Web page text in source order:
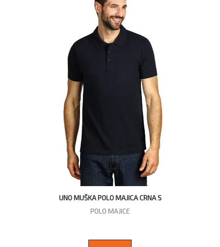
UNO MUŠKA POLO MAJICA CRNA S
POLO MAJICE